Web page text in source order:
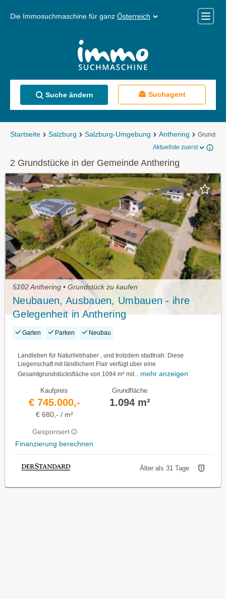
Die Immosuchmaschine für ganz Österreich
Menü
Suche ändern Suchagent
Startseite Salzburg Salzburg-Umgebung Anthering
Aktuellste zuerst
2 Grundstücke in der Gemeinde Anthering
5102 Anthering • Grundstück zu kaufen
Neubauen, Ausbauen, Umbauen - ihre
Gelegenheit in Anthering
Garten Parken Neubau
Landleben für Naturliebhaber , und trotzdem stadtnah: Diese
Liegenschaft mit ländlichem Flair verfügt über eine
Gesamtgrundstücksfläche von 1094 m² mit...
mehr anzeigen
Kaufpreis
€ 745.000,-
€ 680,- / m²
Gesponsert
Finanzierung berechnen
Grundfläche
1.094 m²
Älter als 31 Tage